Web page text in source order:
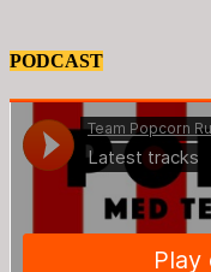
PODCAST